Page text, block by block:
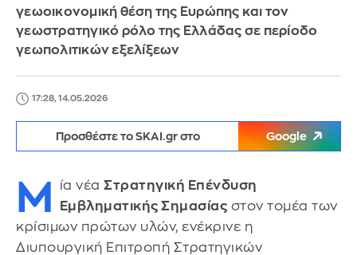
γεωοικονομική θέση της Ευρώπης και τον
γεωστρατηγικό ρόλο της Ελλάδας σε περίοδο
γεωπολιτικών εξελίξεων
17:28, 14.05.2026
Προσθέστε το SKAI.gr στο Google
Μ ία νέα Στρατηγική Επένδυση
Εμβληματικής Σημασίας στον τομέα των
κρίσιμων πρώτων υλών, ενέκρινε η
Διυπουργική Επιτροπή Στρατηγικών